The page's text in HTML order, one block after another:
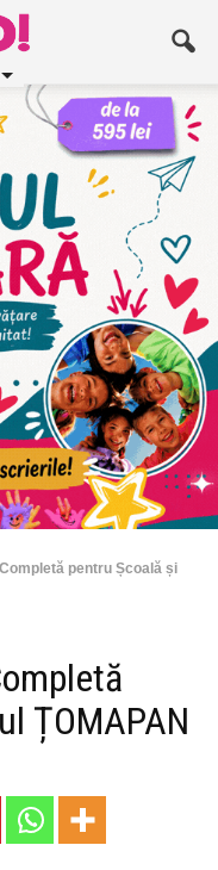
pentru Școală și
ȚOMAPAN